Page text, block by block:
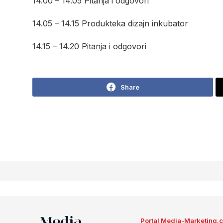
14.05 – 14.15 Produkteka dizajn inkubator
14.15 – 14.20 Pitanja i odgovori
Share
Portal Media-